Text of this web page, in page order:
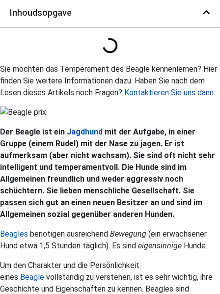
Inhoudsopgave
Sie möchten das Temperament des Beagle kennenlernen? Hier
finden Sie weitere Informationen dazu. Haben Sie nach dem
Lesen dieses Artikels noch Fragen? Kontaktieren Sie uns dann.
Der Beagle ist ein Jagdhund mit der Aufgabe, in einer
Gruppe (einem Rudel) mit der Nase zu jagen. Er ist
aufmerksam (aber nicht wachsam). Sie sind oft nicht sehr
intelligent und temperamentvoll. Die Hunde sind im
Allgemeinen freundlich und weder aggressiv noch
schüchtern. Sie lieben menschliche Gesellschaft. Sie
passen sich gut an einen neuen Besitzer an und sind im
Allgemeinen sozial gegenüber anderen Hunden.
Beagles benötigen ausreichend Bewegung (ein erwachsener
Hund etwa 1,5 Stunden täglich). Es sind eigensinnige Hunde.
Um den Charakter und die Persönlichkeit
eines Beagle vollständig zu verstehen, ist es sehr wichtig, ihre
Geschichte und Eigenschaften zu kennen. Beagles sind